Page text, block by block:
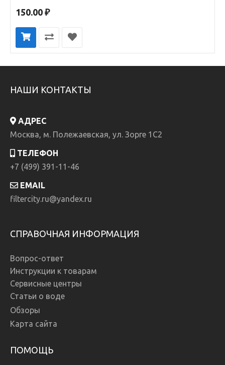
150.00 ₽
НАШИ КОНТАКТЫ
АДРЕС
Москва, м. Полежаевская, ул. Зорге 1C2
ТЕЛЕФОН
+7 (499) 391-11-46
EMAIL
filtercity.ru@yandex.ru
СПРАВОЧНАЯ ИНФОРМАЦИЯ
Вопрос-ответ
Инструкции к товарам
Сервисные центры
Статьи о воде
Обзоры
Карта сайта
ПОМОЩЬ